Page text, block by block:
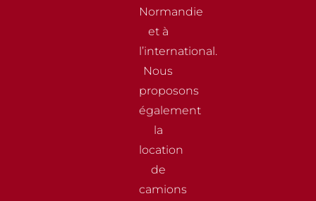
Normandie
et à
l’international.
Nous
proposons
également
la
location
de
camions